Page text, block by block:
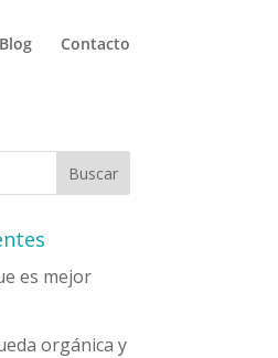
Blog Contacto
es mejor
orgánica y